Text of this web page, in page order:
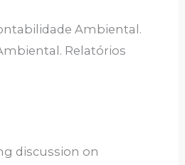
Ambiental.
Relatórios
discussion on